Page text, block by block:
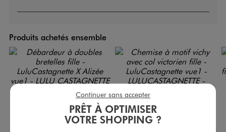
Produits achetés ensemble
PRÊT À OPTIMISER
VOTRE SHOPPING ?
Continuer sans accepter